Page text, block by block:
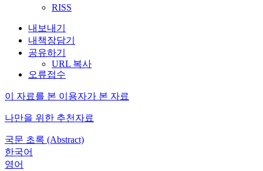
RISS
내보내기
내책장담기
공유하기
URL 복사
오류접수
이 자료를 본 이용자가 본 자료
나만을 위한 추천자료
국문 초록 (Abstract)
한국어
영어